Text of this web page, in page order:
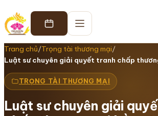
Trang chủ/Trọng tài thương mại/
Luật sư chuyên giải quyết tranh chấp
TRỌNG TÀI THƯƠNG MẠI
Luật sư chuyên giải